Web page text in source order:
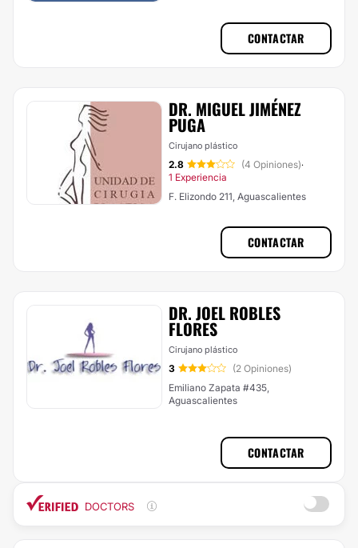
CONTACTAR
DR. MIGUEL JIMÉNEZ
PUGA
Cirujano plástico
2.8 (4 Opiniones)·
1 Experiencia
F. Elizondo 211, Aguascalientes
CONTACTAR
DR. JOEL ROBLES
FLORES
Cirujano plástico
3
(2 Opiniones)
Emiliano Zapata #435,
Aguascalientes
CONTACTAR
DOCTORS